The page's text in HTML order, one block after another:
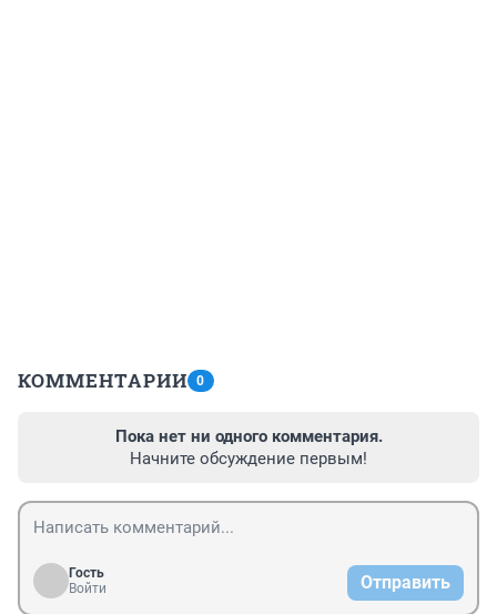
КОММЕНТАРИИ 0
Пока нет ни одного комментария.
Начните обсуждение первым!
Гость
Войти
Отправить